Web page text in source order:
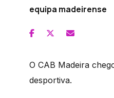
equipa madeirense
O CAB Madeira
desportiva.